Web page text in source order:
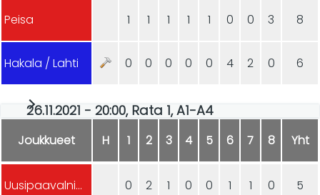
Peisa 1 1 1 1 1 0 0 3 8
Hakala / Lahti 0 0 0 0 0 4 2 0 6
26.11.2021 - 20:00, Rata 1, A1-A4
Joukkueet H 1 2 3 4 5 6 7 8 Yht
Uusipaavalniemi/Hyvinkää 0 2 1 0 0 1 1 0 5